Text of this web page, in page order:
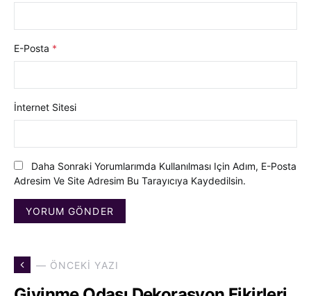
E-Posta *
İnternet Sitesi
Daha Sonraki Yorumlarımda Kullanılması Için Adım, E-Posta
Adresim Ve Site Adresim Bu Tarayıcıya Kaydedilsin.
— ÖNCEKI YAZI